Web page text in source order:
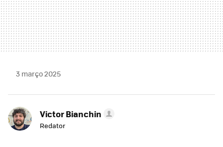
3 março 2025
Victor Bianchin
Redator